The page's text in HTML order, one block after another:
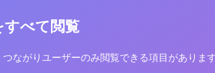
すべて閲覧
つながりユーザーのみ閲覧できる項目がありま